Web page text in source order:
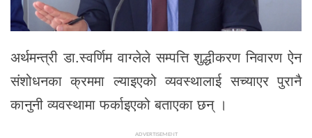
अर्थमन्त्री डा.स्वर्णिम वाग्लेले सम्पत्ति शुद्धीकरण निवारण ऐन
संशोधनका क्रममा ल्याइएको व्यवस्थालाई सच्याएर पुरानै
कानुनी व्यवस्थामा फर्काइएको बताएका छन् ।
ADVERTISEMENT